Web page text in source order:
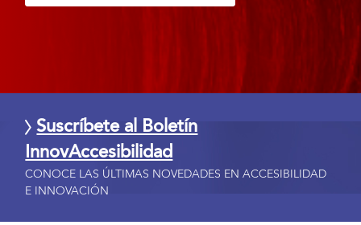
Suscríbete al Boletín
InnovAccesibilidad
CONOCE LAS ÚLTIMAS NOVEDADES EN ACCESIBILIDAD
E INNOVACIÓN